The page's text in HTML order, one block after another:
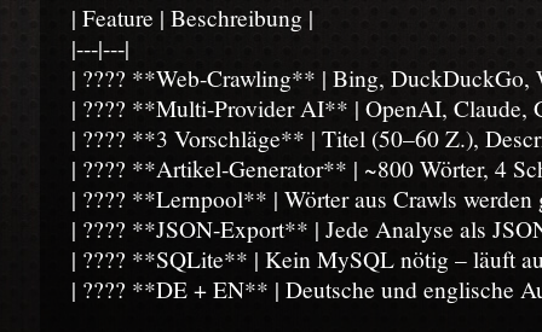
| Feature | Beschreibung |
|---|---|
| ???? **Web-Crawling** | Bing, DuckDuckGo,
| ???? **Multi-Provider AI** | OpenAI, Claude,
| ???? **3 Vorschläge** | Titel (50–60 Z.),
| ???? **Artikel-Generator** | ~800 Wörter, 4
| ???? **Lernpool** | Wörter aus Crawls
| ???? **JSON-Export** | Jede Analyse als
| ???? **SQLite** | Kein MySQL nötig – läuft
| ???? **DE + EN** | Deutsche und englische